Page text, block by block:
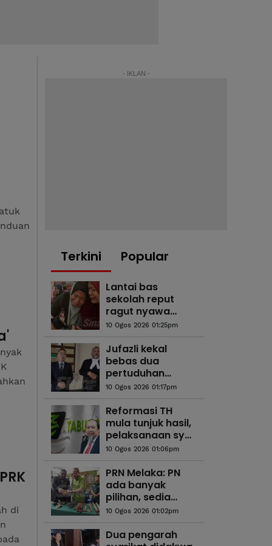
di
- IKLAN -
Terkini Popular
Lantai bas
sekolah reput
ragut nyawa
Adam, ibu tunggu
tujuh tahun tuntut
keadilan
10 Ogos 2026 01:25pm
Jufazli kekal
bebas dua
pertuduhan
komunikasi jelik
terhadap Ismail
Sabri, UMNO
10 Ogos 2026 01:17pm
Reformasi TH
mula tunjuk hasil,
pelaksanaan syor
RCI diperkukuh -
Pakar ekonomi
10 Ogos 2026 01:06pm
PRN Melaka: PN
ada banyak
pilihan, sedia
pertimbang
kerjasama
dengan BN -
10 Ogos 2026 01:02pm
Dua pengarah